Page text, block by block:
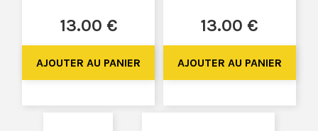
13.00 € 13.00 €